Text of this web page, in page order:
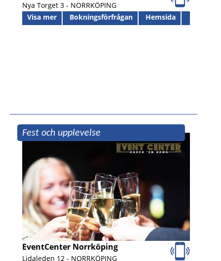
Nya Torget 3 - NORRKÖPING
Visa mer
Bokningsförfrågan Hemsida
Fest och upplevelse
EventCenter Norrköping
Lidaleden 12 - NORRKÖPING